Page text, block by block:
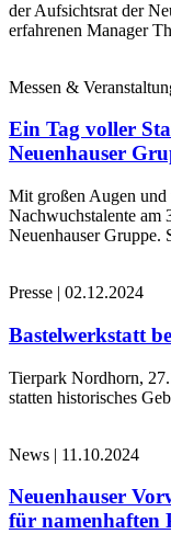
der Aufsichtsrat der
erfahrenen Manager
Messen &
Ein Tag voller
Neuenhauser
Mit großen Augen und
Nachwuchstalente am
Neuenhauser Gruppe.
Presse | 02.12.2024
Bastelwerkstatt
Tierpark Nordhorn,
statten historisches
News | 11.10.2024
Neuenhauser
für namenhaften